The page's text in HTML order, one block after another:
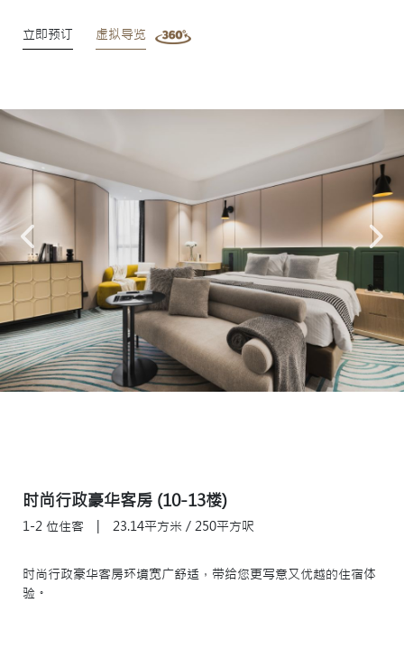
立即预订 虚拟导览
时尚行政豪华客房 (10-13楼)
1-2 位住客 23.14平方米 / 250平方呎
时尚行政豪华客房环境宽广舒适，带给您更写意又优越的住宿体
验。